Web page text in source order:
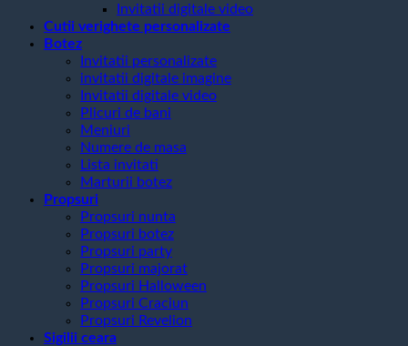
Invitatii digitale video
Cutii verighete personalizate
Botez
Invitatii personalizate
invitatii digitale imagine
Invitatii digitale video
Plicuri de bani
Meniuri
Numere de masa
Lista invitati
Marturii botez
Propsuri
Propsuri nunta
Propsuri botez
Propsuri party
Propsuri majorat
Propsuri Halloween
Propsuri Craciun
Propsuri Revelion
Sigilii ceara